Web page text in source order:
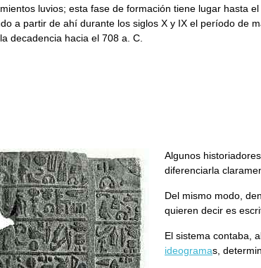
luvios; esta fase de formación tiene lugar hasta el
a partir de ahí durante los siglos X y IX el período de
decadencia hacia el 708 a. C.
Algunos
diferenciarla
Del mismo modo,
quieren decir es
El sistema contaba,
ideogramas,